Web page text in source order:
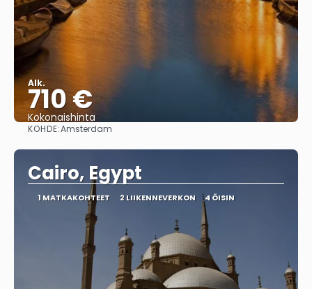
Alk.
710 €
Kokonaishinta
KOHDE:Amsterdam
Cairo, Egypt
1 MATKAKOHTEET 2 LIIKENNEVERKON 4 ÖISIN